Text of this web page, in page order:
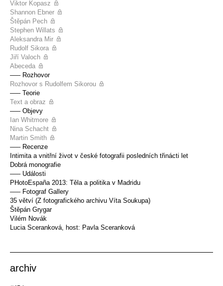
Viktor Kopasz
Shannon Ebner
Štěpán Pech
Stephen Willats
Aleksandra Mir
Rudolf Sikora
Jiří Valoch
Abeceda
––– Rozhovor
Rozhovor s Rudolfem Sikorou
––– Teorie
Text a obraz
––– Objevy
Ian Whitmore
Nina Schacht
Martin Smith
––– Recenze
Intimita a vnitřní život v české fotografii posledních třinácti let
Dobrá monografie
––– Události
PHotoEspaña 2013: Těla a politika v Madridu
––– Fotograf Gallery
35 větví (Z fotografického archivu Víta Soukupa)
Štěpán Grygar
Vilém Novák
Lucia Sceranková, host: Pavla Sceranková
archiv